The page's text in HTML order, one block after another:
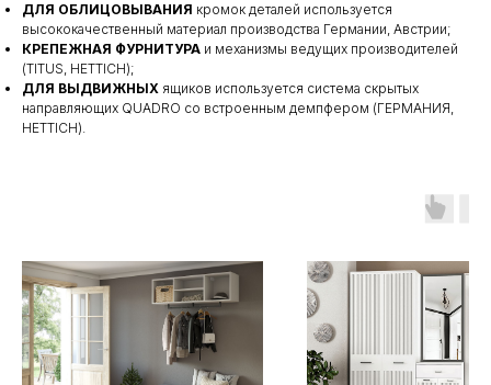
ДЛЯ ОБЛИЦОВЫВАНИЯ кромок деталей используется
высококачественный материал производства Германии, Австрии;
КРЕПЕЖНАЯ ФУРНИТУРА и механизмы ведущих производителей
(TITUS, HETTIСH);
ДЛЯ ВЫДВИЖНЫХ ящиков используется система скрытых
направляющих QUADRO со встроенным демпфером (ГЕРМАНИЯ,
HETTICH).